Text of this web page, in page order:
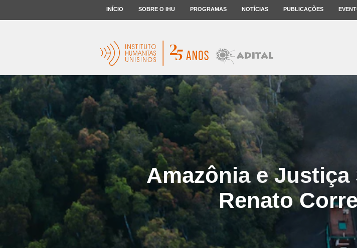
INÍCIO SOBRE O IHU PROGRAMAS NOTÍCIAS PUBLICAÇÕES
Amazônia e
Renato